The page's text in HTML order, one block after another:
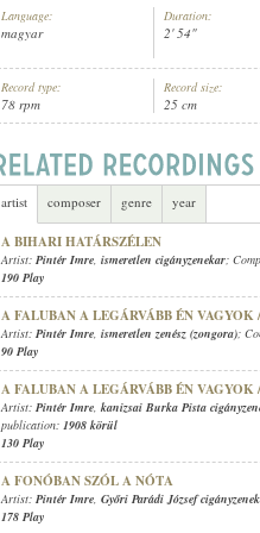
Language:
magyar
Duration:
2' 54"
Record type:
78 rpm
Record size:
25 cm
artist composer genre year
A BIHARI HATÁRSZÉLEN
Artist: Pintér Imre, ismeretlen cigányzenekar;
190 Play
A FALUBAN A LEGÁRVÁBB ÉN
Artist: Pintér Imre, ismeretlen zenész (zongora);
90 Play
A FALUBAN A LEGÁRVÁBB ÉN
Artist: Pintér Imre, kanizsai Burka Pista
publication: 1908 körül
130 Play
A FONÓBAN SZÓL A NÓTA
Artist: Pintér Imre, Győri Parádi József
178 Play